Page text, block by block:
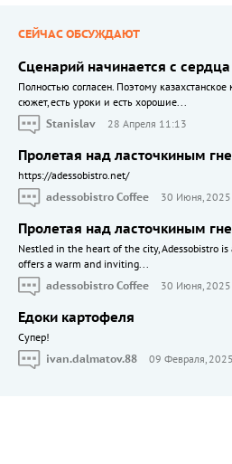
СЕЙЧАС ОБСУЖДАЮТ
Сценарий начинается с сердца
Полностью согласен. Поэтому казахстанское
сюжет, есть уроки и есть хорошие...
Stanislav
28 Апреля 11:13
Пролетая над ласточкиным
https://adessobistro.net/
adessobistro Coffee
30 Июня, 2025
Пролетая над ласточкиным
Nestled in the heart of the city, Adessobistro
offers a warm and inviting...
adessobistro Coffee
30 Июня, 2025
Едоки картофеля
Cупер!
ivan.dalmatov.88
09 Февраля, 2025